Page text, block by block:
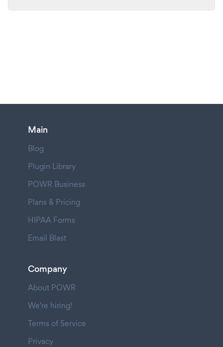
Main
Blog
Plugin Library
POWR Business
Plans & Pricing
HIPAA Forms
Email Blast
Company
About POWR
We're hiring!
Terms of Service
Privacy